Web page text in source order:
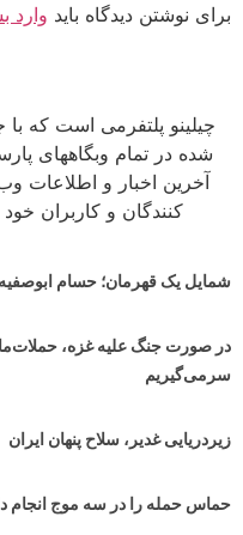
برای نوشتن دیدگاه باید وارد
چیلینو پلتفرمی است که
شده در تمام وبگاههای
آخرین اخبار و اطلاعات
کنندگان و کاربران
شمایل یک قهرمان؛ حسام
در صورت جنگ علیه غزه،
سرمی‌گیریم
زیردریایی غدیر، سلاح پنهان ایران
حماس حمله را در سه موج انجام